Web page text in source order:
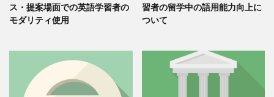
ス・提案場面での英語学習者の
モダリティ使用
習者の留学中の語用能力向上に
ついて